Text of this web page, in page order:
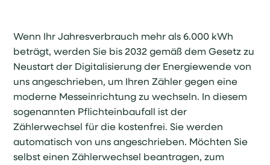
Wenn Ihr Jahresverbrauch mehr als 6.000 kWh
beträgt, werden Sie bis 2032 gemäß dem Gesetz zu
Neustart der Digitalisierung der Energiewende von
uns angeschrieben, um Ihren Zähler gegen eine
moderne Messeinrichtung zu wechseln. In diesem
sogenannten Pflichteinbaufall ist der
Zählerwechsel für die kostenfrei. Sie werden
automatisch von uns angeschrieben. Möchten Sie
selbst einen Zählerwechsel beantragen, zum